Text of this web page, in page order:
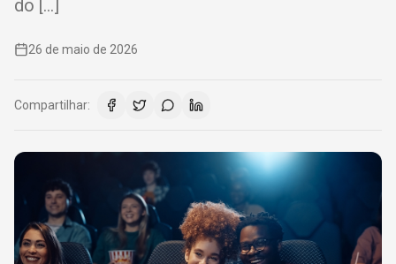
do […]
26 de maio de 2026
Compartilhar: